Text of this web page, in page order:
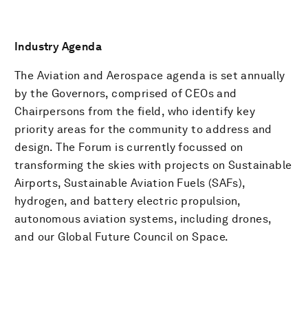
Industry Agenda
The Aviation and Aerospace agenda is set annually
by the Governors, comprised of CEOs and
Chairpersons from the field, who identify key
priority areas for the community to address and
design. The Forum is currently focussed on
transforming the skies with projects on Sustainable
Airports, Sustainable Aviation Fuels (SAFs),
hydrogen, and battery electric propulsion,
autonomous aviation systems, including drones,
and our Global Future Council on Space.